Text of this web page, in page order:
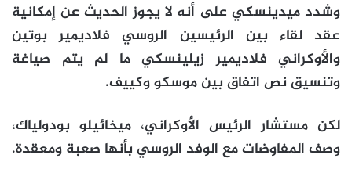
وشدد ميدينسكي على أنه لا يجوز الحديث عن إمكانية
عقد لقاء بين الرئيسين الروسي فلاديمير بوتين
والأوكراني فلاديمير زيلينسكي ما لم يتم صياغة
وتنسيق نص اتفاق بين موسكو وكييف.
لكن مستشار الرئيس الأوكراني، ميخائيلو بودولياك،
وصف المفاوضات مع الوفد الروسي بأنها صعبة ومعقدة.